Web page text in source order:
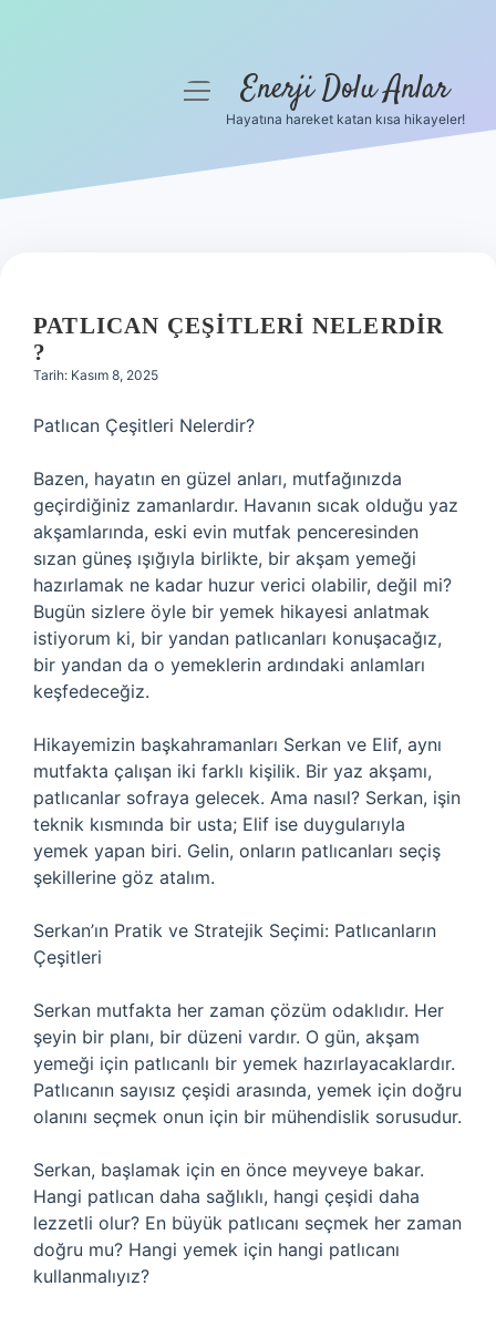
Hakkımızda
menüyüEnerji Dolu Anlar
Hayatına hareket katan kısa hikayeler!
PATLICAN ÇEŞITLERI NELERDIR
?
Tarih: Kasım 8, 2025
Patlıcan Çeşitleri Nelerdir?
Bazen, hayatın en güzel anları, mutfağınızda
geçirdiğiniz zamanlardır. Havanın sıcak olduğu yaz
akşamlarında, eski evin mutfak penceresinden
sızan güneş ışığıyla birlikte, bir akşam yemeği
hazırlamak ne kadar huzur verici olabilir, değil mi?
Bugün sizlere öyle bir yemek hikayesi anlatmak
istiyorum ki, bir yandan patlıcanları konuşacağız,
bir yandan da o yemeklerin ardındaki anlamları
keşfedeceğiz.
Hikayemizin başkahramanları Serkan ve Elif, aynı
mutfakta çalışan iki farklı kişilik. Bir yaz akşamı,
patlıcanlar sofraya gelecek. Ama nasıl? Serkan, işin
teknik kısmında bir usta; Elif ise duygularıyla
yemek yapan biri. Gelin, onların patlıcanları seçiş
şekillerine göz atalım.
Serkan’ın Pratik ve Stratejik Seçimi: Patlıcanların
Çeşitleri
Serkan mutfakta her zaman çözüm odaklıdır. Her
şeyin bir planı, bir düzeni vardır. O gün, akşam
yemeği için patlıcanlı bir yemek hazırlayacaklardır.
Patlıcanın sayısız çeşidi arasında, yemek için doğru
olanını seçmek onun için bir mühendislik sorusudur.
Serkan, başlamak için en önce meyveye bakar.
Hangi patlıcan daha sağlıklı, hangi çeşidi daha
lezzetli olur? En büyük patlıcanı seçmek her zaman
doğru mu? Hangi yemek için hangi patlıcanı
kullanmalıyız?